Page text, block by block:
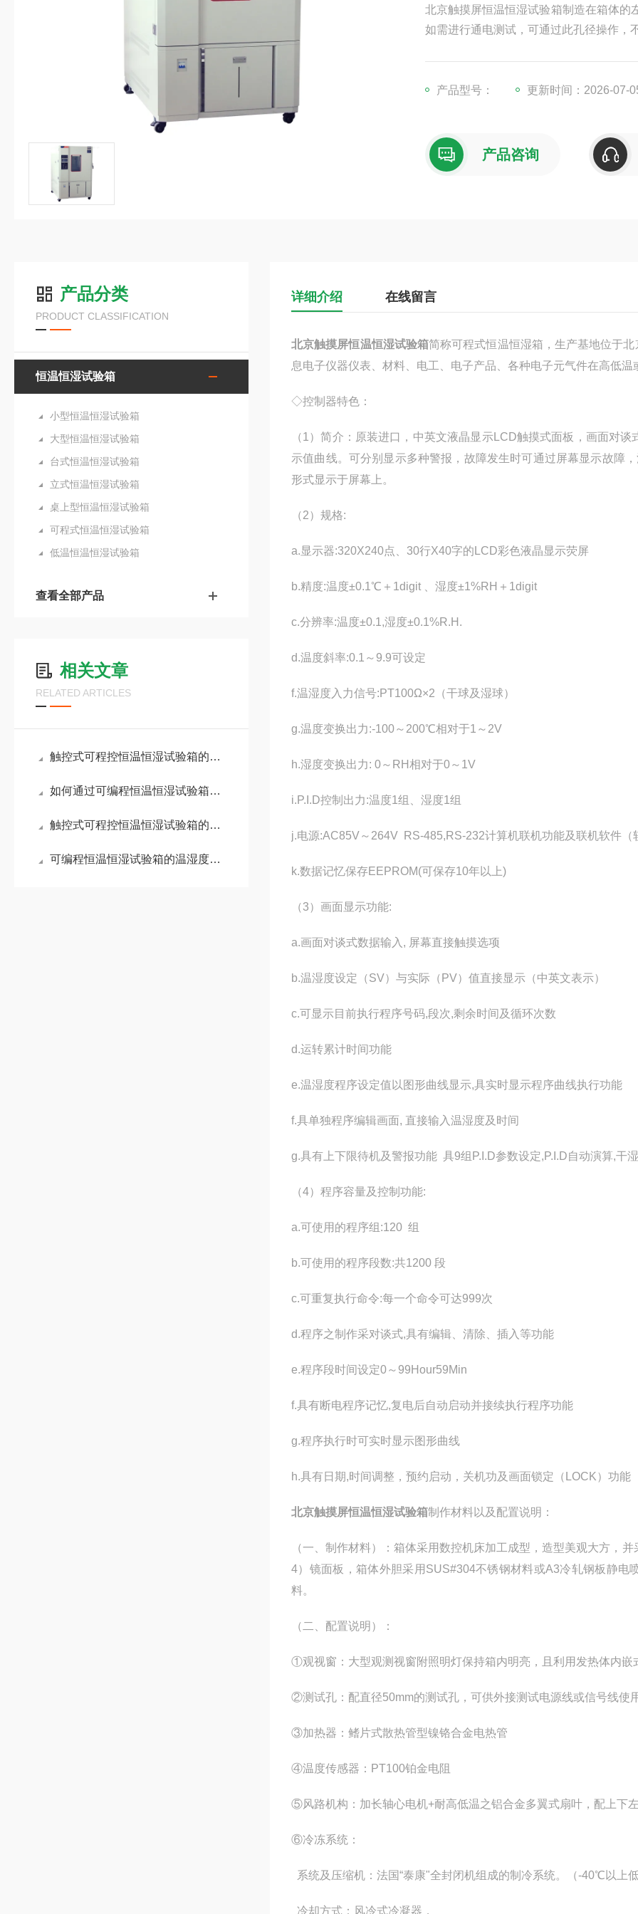
北京触摸屏恒温恒湿试验箱制造在箱体的
如需进行通电测试，可通过此孔径操作，
产品型号： 更新时间：2026-07-
产品咨询
产品分类
PRODUCT CLASSIFICATION
恒温恒湿试验箱
小型恒温恒湿试验箱
大型恒温恒湿试验箱
台式恒温恒湿试验箱
立式恒温恒湿试验箱
桌上型恒温恒湿试验箱
可程式恒温恒湿试验箱
低温恒温恒湿试验箱
查看全部产品
相关文章
RELATED ARTICLES
触控式可程控恒温恒湿试验箱的制冷系统原理与维护
如何通过可编程恒温恒湿试验箱提升测试效率？
触控式可程控恒温恒湿试验箱的节能与环保设计
可编程恒温恒湿试验箱的温湿度设定与控制方法
详细介绍 在线留言
北京触摸屏恒温恒湿试验箱简称可程式恒温恒湿箱，生产基地位于
息电子仪器仪表、材料、电工、电子产品、各种电子元气件在高低温
◇控制器特色：
（1）简介：原装进口，中英文液晶显示LCD触摸式面板，画面对
示值曲线。可分别显示多种警报，故障发生时可通过屏幕显示故障
形式显示于屏幕上。
（2）规格:
a.显示器:320X240点、30行X40字的LCD彩色液晶显示荧屏
b.精度:温度±0.1℃＋1digit 、湿度±1%RH＋1digit
c.分辨率:温度±0.1,湿度±0.1%R.H.
d.温度斜率:0.1～9.9可设定
f.温湿度入力信号:PT100Ω×2（干球及湿球）
g.温度变换出力:-100～200℃相对于1～2V
h.湿度变换出力: 0～RH相对于0～1V
i.P.I.D控制出力:温度1组、湿度1组
j.电源:AC85V～264V RS-485,RS-232计算机联机功能及联机软件（
k.数据记忆保存EEPROM(可保存10年以上)
（3）画面显示功能:
a.画面对谈式数据输入, 屏幕直接触摸选项
b.温湿度设定（SV）与实际（PV）值直接显示（中英文表示）
c.可显示目前执行程序号码,段次,剩余时间及循环次数
d.运转累计时间功能
e.温湿度程序设定值以图形曲线显示,具实时显示程序曲线执行功能
f.具单独程序编辑画面, 直接输入温湿度及时间
g.具有上下限待机及警报功能 具9组P.I.D参数设定,P.I.D自动演算,干
（4）程序容量及控制功能:
a.可使用的程序组:120 组
b.可使用的程序段数:共1200 段
c.可重复执行命令:每一个命令可达999次
d.程序之制作采对谈式,具有编辑、清除、插入等功能
e.程序段时间设定0～99Hour59Min
f.具有断电程序记忆,复电后自动启动并接续执行程序功能
g.程序执行时可实时显示图形曲线
h.具有日期,时间调整，预约启动，关机功及画面锁定（LOCK）功能
北京触摸屏恒温恒湿试验箱制作材料以及配置说明：
（一、制作材料）：箱体采用数控机床加工成型，造型美观大方，
4）镜面板，箱体外胆采用SUS#304不锈钢材料或A3冷轧钢板静
料。
（二、配置说明）：
①观视窗：大型观测视窗附照明灯保持箱内明亮，且利用发热体内嵌
②测试孔：配直径50mm的测试孔，可供外接测试电源线或信号线使用
③加热器：鳍片式散热管型镍铬合金电热管
④温度传感器：PT100铂金电阻
⑤风路机构：加长轴心电机+耐高低温之铝合金多翼式扇叶，配上下
⑥冷冻系统：
系统及压缩机：法国“泰康"全封闭机组成的制冷系统。（-40℃以上
冷却方式：风冷式冷凝器，